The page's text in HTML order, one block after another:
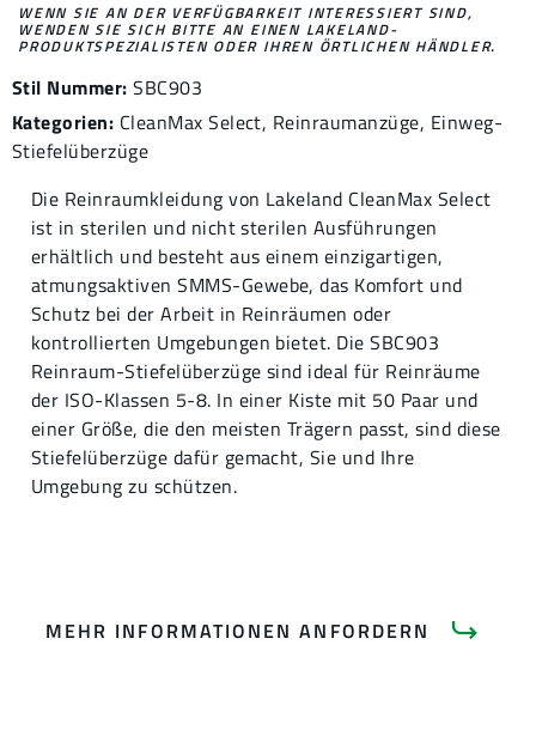
WENN SIE AN DER VERFÜGBARKEIT INTERESSIERT SIND,
WENDEN SIE SICH BITTE AN EINEN LAKELAND-
PRODUKTSPEZIALISTEN ODER IHREN ÖRTLICHEN HÄNDLER.
Stil Nummer: SBC903
Kategorien: CleanMax Select, Reinraumanzüge, Einweg-
Stiefelüberzüge
Die Reinraumkleidung von Lakeland CleanMax Select
ist in sterilen und nicht sterilen Ausführungen
erhältlich und besteht aus einem einzigartigen,
atmungsaktiven SMMS-Gewebe, das Komfort und
Schutz bei der Arbeit in Reinräumen oder
kontrollierten Umgebungen bietet. Die SBC903
Reinraum-Stiefelüberzüge sind ideal für Reinräume
der ISO-Klassen 5-8. In einer Kiste mit 50 Paar und
einer Größe, die den meisten Trägern passt, sind diese
Stiefelüberzüge dafür gemacht, Sie und Ihre
Umgebung zu schützen.
MEHR INFORMATIONEN ANFORDERN